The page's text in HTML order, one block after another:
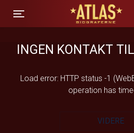
Toggle navigation
ATLAS Biograferne
INGEN KONTAKT
Load error: HTTP status -1
operation has
VIDERE